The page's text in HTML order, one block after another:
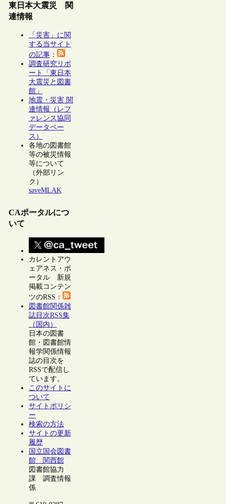
東日本大震災 関
連情報
「災害」に関
する当サイト
の記事：
調査研究リポ
ート「東日本
大震災と図書
館」
地震・災害 関
連情報（レフ
ァレンス協同
データベー
ス）
各地の図書館
等の被災情報
等について
（外部リン
ク）
saveMLAK
CAポータルにつ
いて
カレントアウ
ェアネス・ポ
ータル 新規
掲載コンテン
ツのRSS：
図書館関係雑
誌目次RSS集
（国内）
日本の図書
館・図書館情
報学関係情報
誌の目次を
RSSで配信し
ています。
このサイトに
ついて
サイトポリシ
ー
検索の方法
サイトの更新
履歴
国立国会図書
館 関西館
図書館協力
課 調査情報
係